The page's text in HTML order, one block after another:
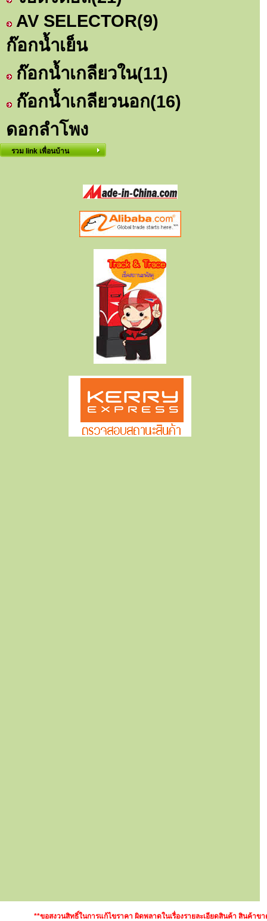
AV SELECTOR(9)
ก๊อกน้ำเย็น
ก๊อกน้ำเกลียวใน(11)
ก๊อกน้ำเกลียวนอก(16)
ดอกลำโพง
รวม link เพื่อนบ้าน
**ขอสงวนสิทธิ์ในการแก้ไขราคา ผิดพลาดในเรื่องรายละเอียดสินค้า สินค้า